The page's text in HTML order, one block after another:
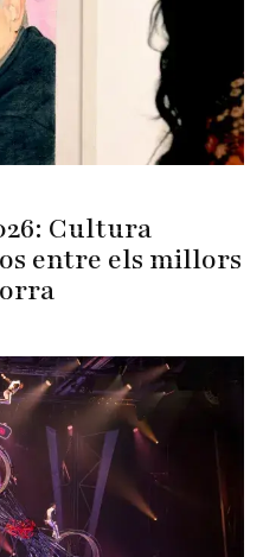
Cultura
entre els millors